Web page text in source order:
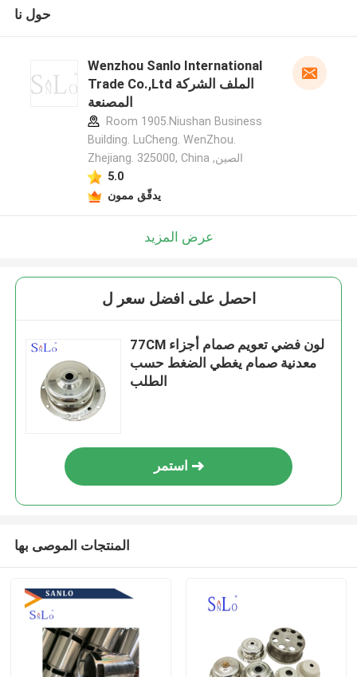
حول نا
Wenzhou Sanlo International
Trade Co.,Ltd الملف الشركة
المصنعة
Room 1905.Niushan Business
Building. LuCheng. WenZhou.
Zhejiang. 325000, China ,الصين
5.0
يدقّق ممون
عرض المزيد
احصل على افضل سعر ل
77CM لون فضي تعويم صمام أجزاء
معدنية صمام يغطي الضغط حسب
الطلب
استمر
المنتجات الموصى بها